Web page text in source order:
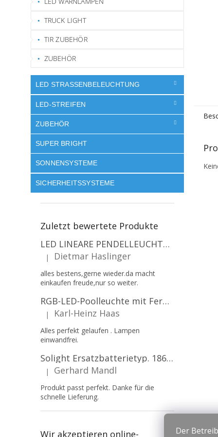
Der
TRUCK LIGHT
TIR ZUBEHÖR
ZUBEHÖR
LED STRASSENBELEUCHTUNG
LED-STREIFEN
ZUBEHÖR
SUPER BRIGHT
SONNENSYSTEME
SICHERHEITSSYSTEME
Zuletzt bewertete Produkte
LED LINEARE PENDELLEUCHTE EXECULINE 120CM, 30W, 3750LM, 96°, 4000K, IP20, WEISS [207806]
Die Produktbewertung beträgt 5 von 5 Sternen.
| Dietmar Haslinger
alles bestens,gerne wieder.da macht
einkaufen freude,nur so weiter.
RGB-LED-Poolleuchte mit Fernbedienung, 12W, 1260lm, PAR56, 12V, 1+1 gratis!
Die Produktbewertung beträgt 5 von 5 Sternen.
| Karl-Heinz Haas
Alles perfekt gelaufen . Lampen
einwandfrei.
Solight Ersatzbatterietyp. 18650, 3,7 V, Li-Ion, 2200 mAh [WN900]
Die Produktbewertung beträgt 5 von 5 Sternen.
| Gerhard Mandl
Produkt passt perfekt. Danke für die
schnelle Lieferung.
Wir akzeptieren online-